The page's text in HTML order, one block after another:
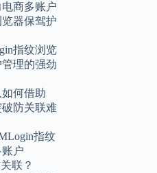
商多账户
器保驾护
指纹浏览
理的强劲
何借助
防关联难
指纹
户
联？